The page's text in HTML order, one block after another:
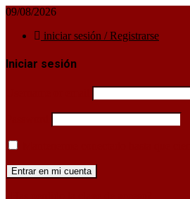
09/08/2026
iniciar sesión / Registrarse
Iniciar sesión